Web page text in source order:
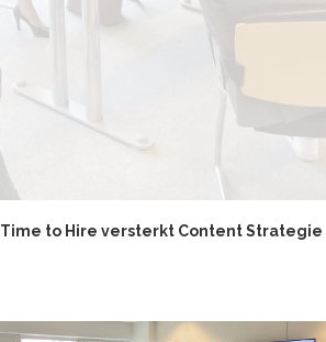
Time to Hire versterkt Content Strategie